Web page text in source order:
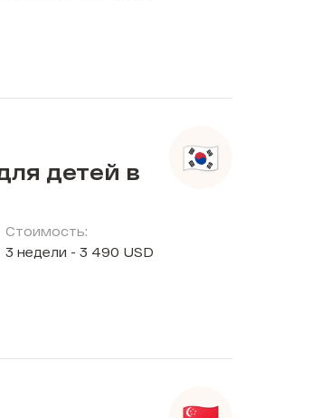
детей в
Стоимость:
3 недели - 3 490 USD